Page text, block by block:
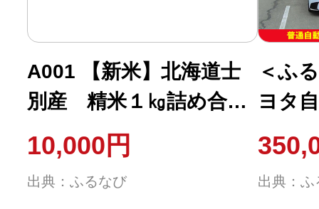
A001 【新米】北海道士
別産 精米１㎏詰め合わ
せ
10,000円
出典：ふるなび
＜ふ
ヨタ
試験
(2026
様) ト
出典：ふ